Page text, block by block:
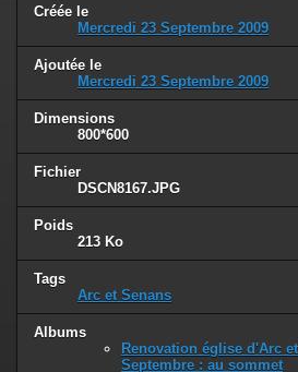
Créée le
Mercredi 23 Septembre 2009
Ajoutée le
Mercredi 23 Septembre 2009
Dimensions
800*600
Fichier
DSCN8167.JPG
Poids
213 Ko
Tags
Arc et Senans
Albums
Renovation église d'Arc
Septembre : au sommet